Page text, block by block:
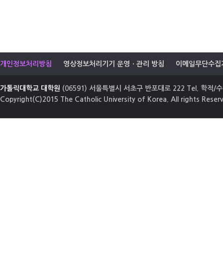
개인정보처리방침 영상정보처리기기 운영ㆍ관리 방침 이메일무단수집
가톨릭대학교 대학원 (06591) 서울특별시 서초구 반포대로 222 Tel. 학적/
Copyright(C)2015 The Catholic University of Korea. All rights